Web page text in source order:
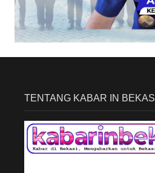
TENTANG KABAR IN BEKASI